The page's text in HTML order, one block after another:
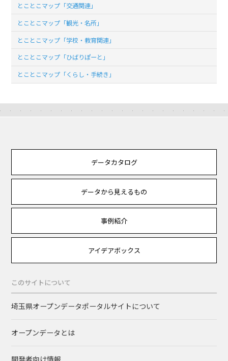
とことこマップ「交通関連」
とことこマップ「観光・名所」
とことこマップ「学校・教育関連」
とことこマップ「ひばりぽーと」
とことこマップ「くらし・手続き」
データカタログ
データから見えるもの
事例紹介
アイデアボックス
このサイトについて
埼玉県オープンデータポータルサイトについて
オープンデータとは